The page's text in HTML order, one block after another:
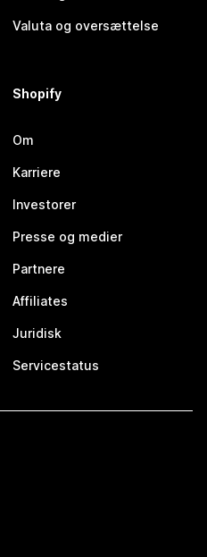
Valuta og oversættelse
Shopify
Om
Karriere
Investorer
Presse og medier
Partnere
Affiliates
Juridisk
Servicestatus